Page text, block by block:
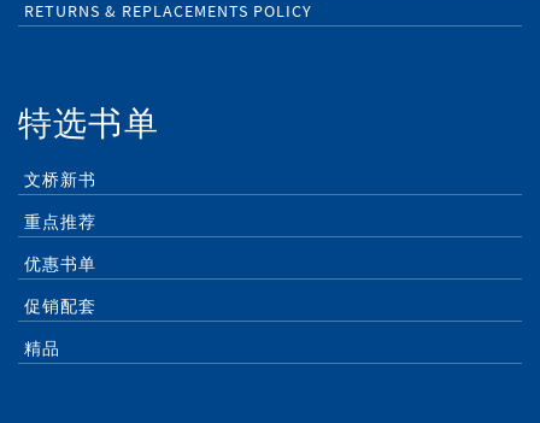
RETURNS & REPLACEMENTS POLICY
特选书单
文桥新书
重点推荐
优惠书单
促销配套
精品